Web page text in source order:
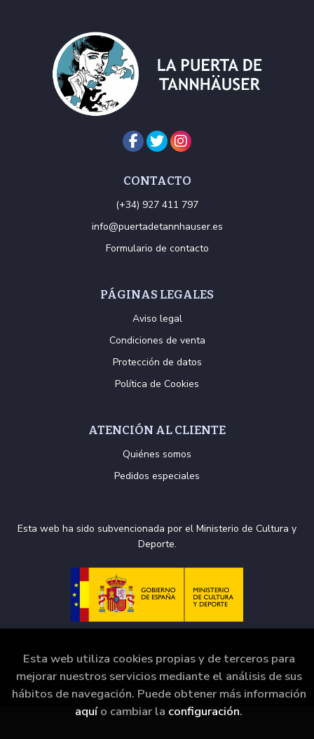
CONTACTO
(+34) 927 411 797
info@puertadetannhauser.es
Formulario de contacto
PÁGINAS LEGALES
Aviso legal
Condiciones de venta
Protección de datos
Política de Cookies
ATENCIÓN AL CLIENTE
Quiénes somos
Pedidos especiales
Esta web ha sido subvencionada por el Ministerio de Cultura y
Deporte.
2026 ©La Puerta de Tannhäuser. Todos los Derechos
Reservados |Grupo Trevenque
Esta web utiliza cookies propias y de terceros para
mejorar nuestros servicios mediante el análisis de sus
hábitos de navegación. Puede obtener más información
aquío cambiar la configuración.